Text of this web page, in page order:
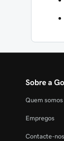
Sobre a
Quem somos
Empregos
Contacte-nos